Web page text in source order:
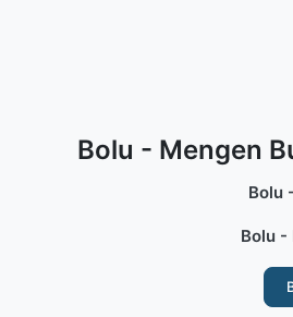
Bolu - Mengen
Bolu
Bolu -